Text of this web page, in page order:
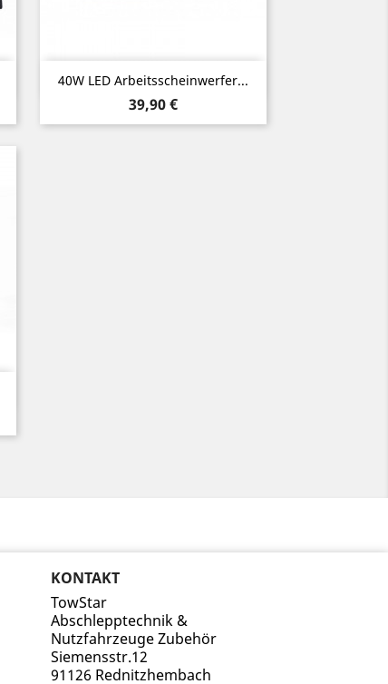
40W LED Arbeitsscheinwerfer...
Preis
39,90 €
Vorschau
KONTAKT
TowStar
Abschlepptechnik &
Nutzfahrzeuge Zubehör
Siemensstr.12
91126 Rednitzhembach